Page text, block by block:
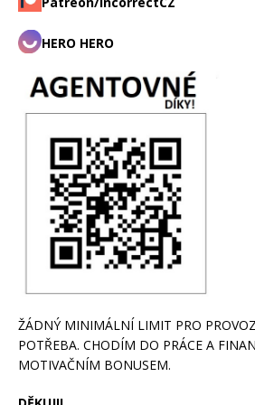
HERO HERO
ŽÁDNÝ MINIMÁLNÍ LIMIT PRO
POTŘEBA. CHODÍM DO PRÁCE A
MOTIVAČNÍM BONUSEM.